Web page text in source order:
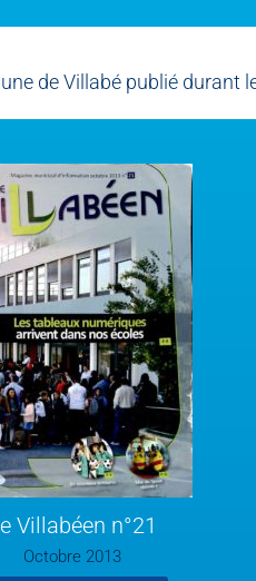
de Villabé publié durant
Villabéen n°21
Octobre 2013